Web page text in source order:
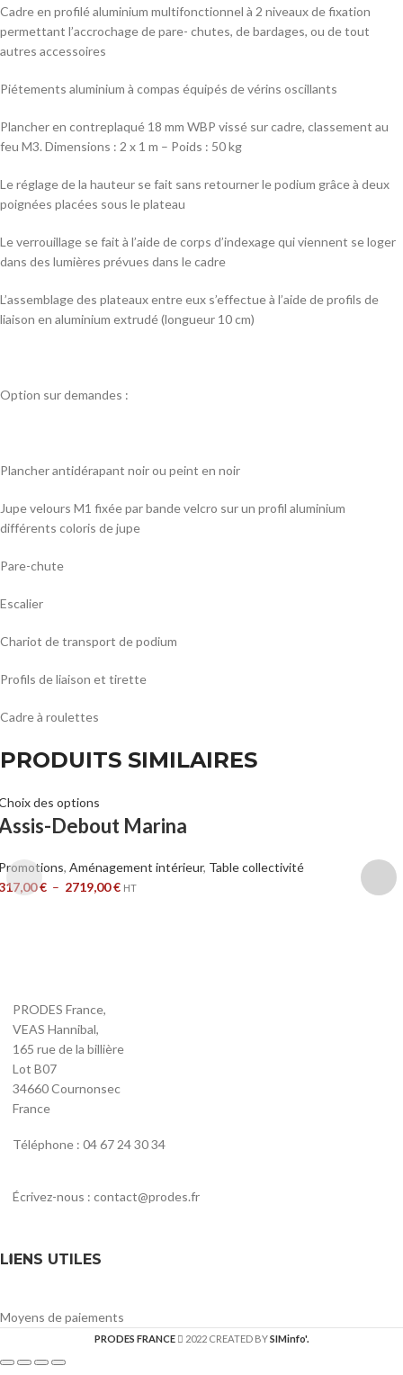
Cadre en profilé aluminium multifonctionnel à 2 niveaux de fixation
permettant l’accrochage de pare- chutes, de bardages, ou de tout
autres accessoires
Piétements aluminium à compas équipés de vérins oscillants
Plancher en contreplaqué 18 mm WBP vissé sur cadre, classement au
feu M3. Dimensions : 2 x 1 m – Poids : 50 kg
Le réglage de la hauteur se fait sans retourner le podium grâce à deux
poignées placées sous le plateau
Le verrouillage se fait à l’aide de corps d’indexage qui viennent se loger
dans des lumières prévues dans le cadre
L’assemblage des plateaux entre eux s’effectue à l’aide de profils de
liaison en aluminium extrudé (longueur 10 cm)
Option sur demandes :
Plancher antidérapant noir ou peint en noir
Jupe velours M1 fixée par bande velcro sur un profil aluminium
différents coloris de jupe
Pare-chute
Escalier
Chariot de transport de podium
Profils de liaison et tirette
Cadre à roulettes
PRODUITS SIMILAIRES
des options
Debout Marina
,Aménagement intérieur, Table collectivité
€ – 2719,00€ HT
PRODES France,
VEAS Hannibal,
165 rue de la billière
Lot B07
34660 Cournonsec
France
Téléphone : 04 67 24 30 34
Écrivez-nous : contact@prodes.fr
LIENS UTILES
Moyens de paiements
PRODES FRANCE 2022 CREATED BYSIMinfo'.